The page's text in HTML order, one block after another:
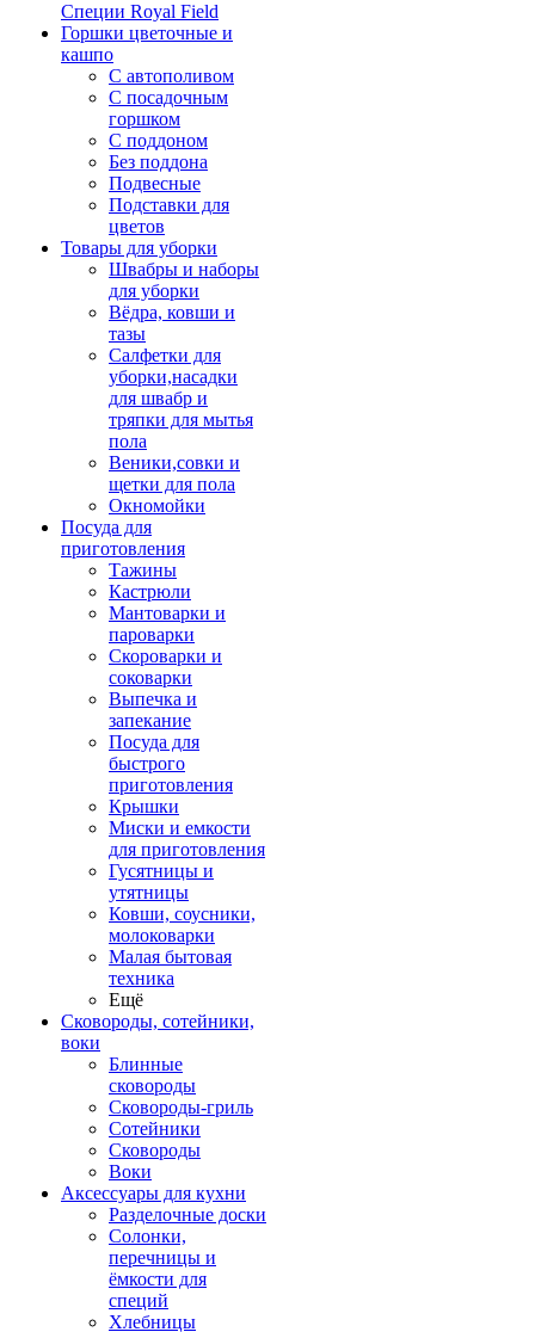
Специи Royal Field
Горшки цветочные и
кашпо
С автополивом
С посадочным
горшком
С поддоном
Без поддона
Подвесные
Подставки для
цветов
Товары для уборки
Швабры и наборы
для уборки
Вёдра, ковши и
тазы
Салфетки для
уборки,насадки
для швабр и
тряпки для мытья
пола
Веники,совки и
щетки для пола
Окномойки
Посуда для
приготовления
Тажины
Кастрюли
Мантоварки и
пароварки
Скороварки и
соковарки
Выпечка и
запекание
Посуда для
быстрого
приготовления
Крышки
Миски и емкости
для приготовления
Гусятницы и
утятницы
Ковши, соусники,
молоковарки
Малая бытовая
техника
Ещё
Сковороды, сотейники,
воки
Блинные
сковороды
Сковороды-гриль
Сотейники
Сковороды
Воки
Аксессуары для кухни
Разделочные доски
Солонки,
перечницы и
ёмкости для
специй
Хлебницы